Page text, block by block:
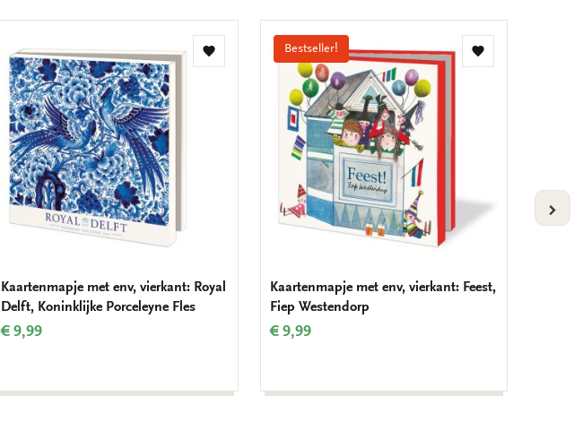
Toevoegen
Kaartenmapje met env, vierkant: Royal
Delft, Koninklijke Porceleyne Fles
€ 9,99
Bestseller!
Toevoegen
Kaartenmapje met env, vierkant: Feest,
Fiep Westendorp
€ 9,99